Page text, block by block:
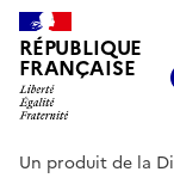
RÉPUBLIQUE
FRANÇAISE
Un produit de la